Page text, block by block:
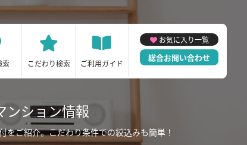
索 こだわり検索 ご利用ガイド
お気に入り一覧
総合お問い合わせ
ンション情報
ご紹介。こだわり条件での絞込みも簡単！